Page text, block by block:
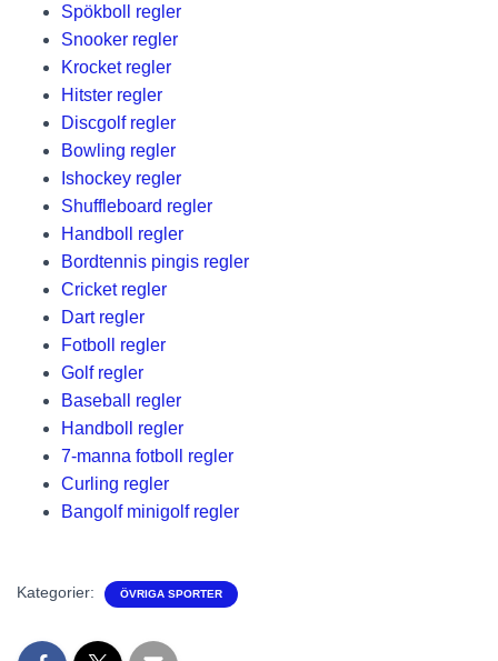
Spökboll regler
Snooker regler
Krocket regler
Hitster regler
Discgolf regler
Bowling regler
Ishockey regler
Shuffleboard regler
Handboll regler
Bordtennis pingis regler
Cricket regler
Dart regler
Fotboll regler
Golf regler
Baseball regler
Handboll regler
7-manna fotboll regler
Curling regler
Bangolf minigolf regler
Kategorier: ÖVRIGA SPORTER